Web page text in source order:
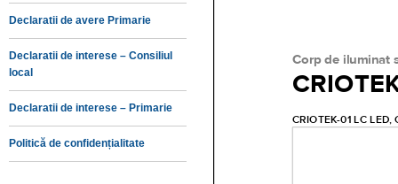
Declaratii de avere Primarie
Declaratii de interese – Consiliul
local
Declaratii de interese – Primarie
Politică de confidențialitate